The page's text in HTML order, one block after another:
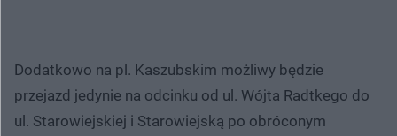
Dodatkowo na pl. Kaszubskim możliwy będzie
przejazd jedynie na odcinku od ul. Wójta Radtkego do
ul. Starowiejskiej i Starowiejską po obróconym